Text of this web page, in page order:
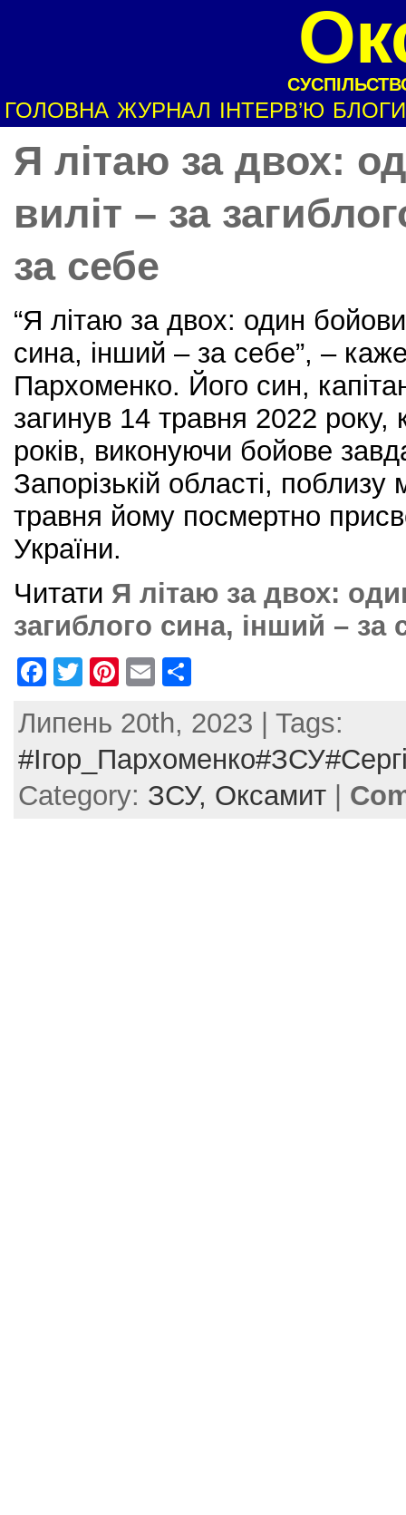
ГОЛОВНА ЖУРНАЛ ІНТЕРВ’Ю БЛОГИ
Я літаю за двох:
виліт – за
за себе
“Я літаю за двох: один
сина, інший – за себе”, –
Пархоменко. Його син,
загинув 14 травня 2022
років, виконуючи бойове
Запорізькій області,
травня йому посмертно
України.
Читати Я літаю за двох:
загиблого сина, інший – за
F
c
e
b
o
T
itt
er
Pi
er
e
st
E
ai
l
ar
e
Липень 20th, 2023 | Tags:
Category: ЗСУ, Оксамит |